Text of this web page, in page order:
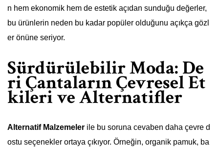
n hem ekonomik hem de estetik açıdan sunduğu değerler,
bu ürünlerin neden bu kadar popüler olduğunu açıkça gözl
er önüne seriyor.
Sürdürülebilir Moda: De
ri Çantaların Çevresel Et
kileri ve Alternatifler
Alternatif Malzemeler ile bu soruna cevaben daha çevre d
ostu seçenekler ortaya çıkıyor. Örneğin, organik pamuk, ba